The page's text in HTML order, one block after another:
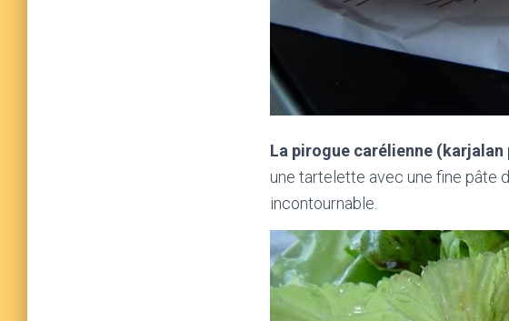
La pirogue carélienne
une tartelette avec une fine pâte
incontournable.